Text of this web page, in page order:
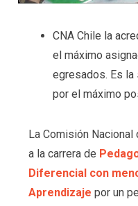
CNA Chile la
el máximo
egresados. Es la
por el máximo
La Comisión
a la carrera de
Diferencial con
Aprendizaje por un